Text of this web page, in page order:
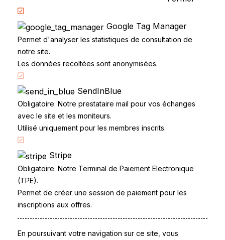
l'exécution des présentes relèvera de la compétence
exclusive des juridictions de Troyes.
ARTICLE 12 : Acceptation
Vous déclarez avoir pris connaissance des clauses du
présent contrat et vous vous engagez à respecter ses
termes et conditions.
Ces informations sont confidentielles. Vous disposez d'un droit d'accès, de modification, de
"Informatique et Libertés"). Pour l'exercer, adressez vous à permis.candidat.libre@gmail.com
Code de la route
Partenaires
Permis à points
CandidatLibre.net
Google Tag Manager
Permet d'analyser les statistiques de consultation de
notre site.
Les données recoltées sont anonymisées.
SendInBlue
Obligatoire. Notre prestataire mail pour vos échanges
avec le site et les moniteurs.
Utilisé uniquement pour les membres inscrits.
Stripe
Obligatoire. Notre Terminal de Paiement Electronique
(TPE).
Permet de créer une session de paiement pour les
inscriptions aux offres.
En poursuivant votre navigation sur ce site, vous